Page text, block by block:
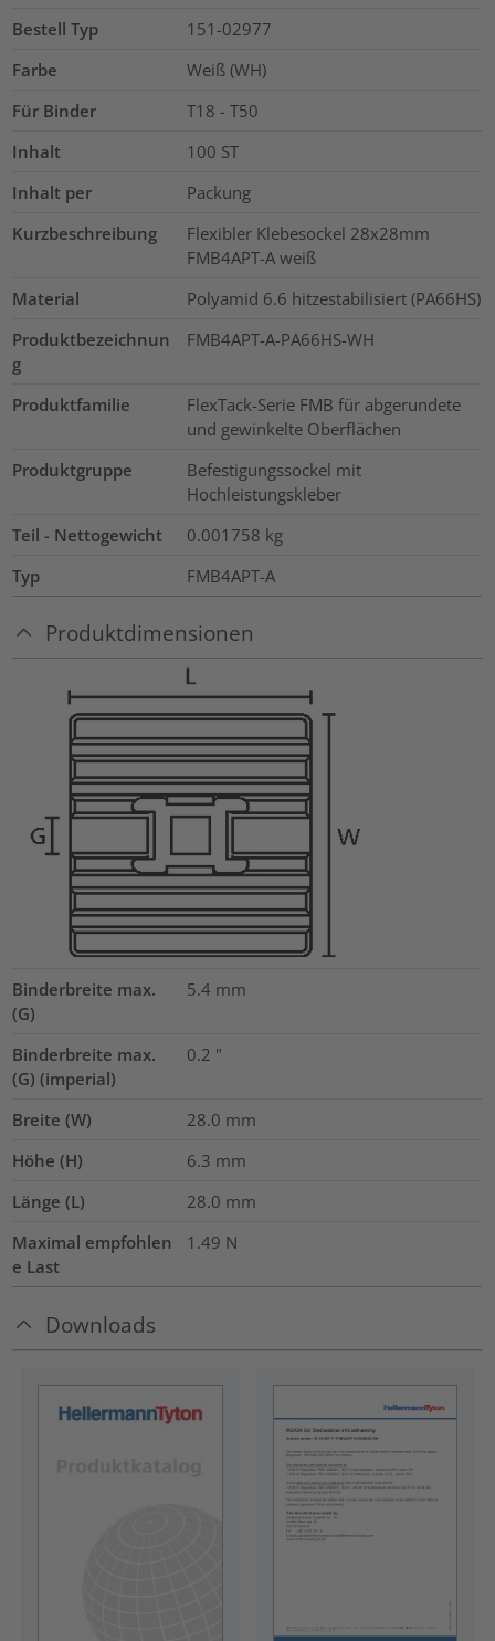
Bestell Typ
151-02977
Farbe
Weiß (WH)
Für Binder
T18 - T50
Inhalt
100 ST
Inhalt per
Packung
Kurzbeschreibung
Flexibler Klebesockel 28x28mm
FMB4APT-A weiß
Material
Polyamid 6.6 hitzestabilisiert (PA66HS)
Produktbezeichnun
g
FMB4APT-A-PA66HS-WH
Produktfamilie
FlexTack-Serie FMB für abgerundete
und gewinkelte Oberflächen
Produktgruppe
Befestigungssockel mit
Hochleistungskleber
Teil - Nettogewicht
0.001758 kg
Typ
FMB4APT-A
Produktdimensionen
Binderbreite max.
(G)
5.4 mm
Binderbreite max.
(G) (imperial)
0.2 "
Breite (W) 28.0 mm
Höhe (H)
6.3 mm
Länge (L)
28.0 mm
Maximal empfohlen
e Last
1.49 N
Downloads